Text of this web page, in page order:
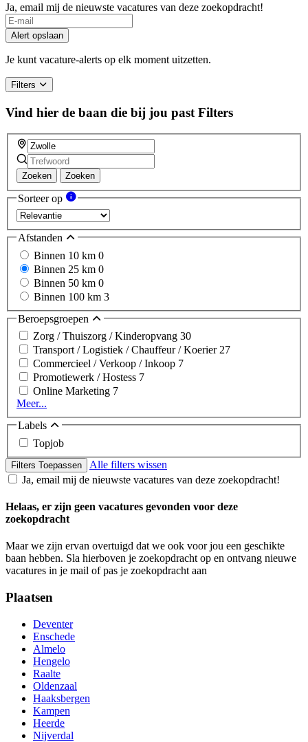
Ja, email mij de nieuwste vacatures van deze zoekopdracht!
Alert opslaan
Je kunt vacature-alerts op elk moment uitzetten.
Filters
Vind hier de baan die bij jou past Filters
Zoeken Zoeken
Sorteer op
Afstanden
Binnen 10 km 0
Binnen 25 km 0
Binnen 50 km 0
Binnen 100 km 3
Beroepsgroepen
Zorg / Thuiszorg / Kinderopvang 30
Transport / Logistiek / Chauffeur / Koerier 27
Commercieel / Verkoop / Inkoop 7
Promotiewerk / Hostess 7
Online Marketing 7
Meer...
Labels
Topjob
Filters Toepassen
Alle filters wissen
Ja, email mij de nieuwste vacatures van deze zoekopdracht!
Helaas, er zijn geen vacatures gevonden voor deze
zoekopdracht
Maar we zijn ervan overtuigd dat we ook voor jou een geschikte
baan hebben. Sla hierboven je zoekopdracht op en ontvang nieuwe
vacatures in je mail of pas je zoekopdracht aan
Plaatsen
Deventer
Enschede
Almelo
Hengelo
Raalte
Oldenzaal
Haaksbergen
Kampen
Heerde
Nijverdal